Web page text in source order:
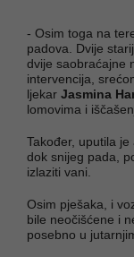
- Osim toga na
padova. Dvije
dvije saobraćajne
intervencija,
ljekar Jasmina
lomovima i
Također, uputila
dok snijeg pada,
izlaziti vani.
Osim pješaka, i
bile neočišćene i
posebno u